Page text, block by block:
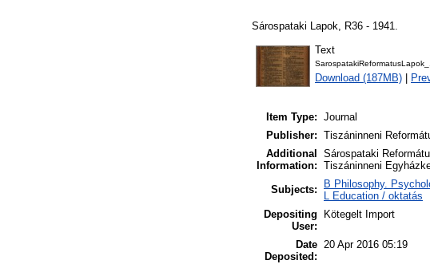
Sárospataki Lapok, R36 - 1941.
Text
Download (187MB)
Item Type: Journal
Publisher: Tiszáninneni
Additional
Information:
Sárospataki
Tiszáninneni
Subjects:
B Philosophy.
L Education / oktatás
Depositing
User:
Kötegelt Import
Date
Deposited:
20 Apr 2016 05:19